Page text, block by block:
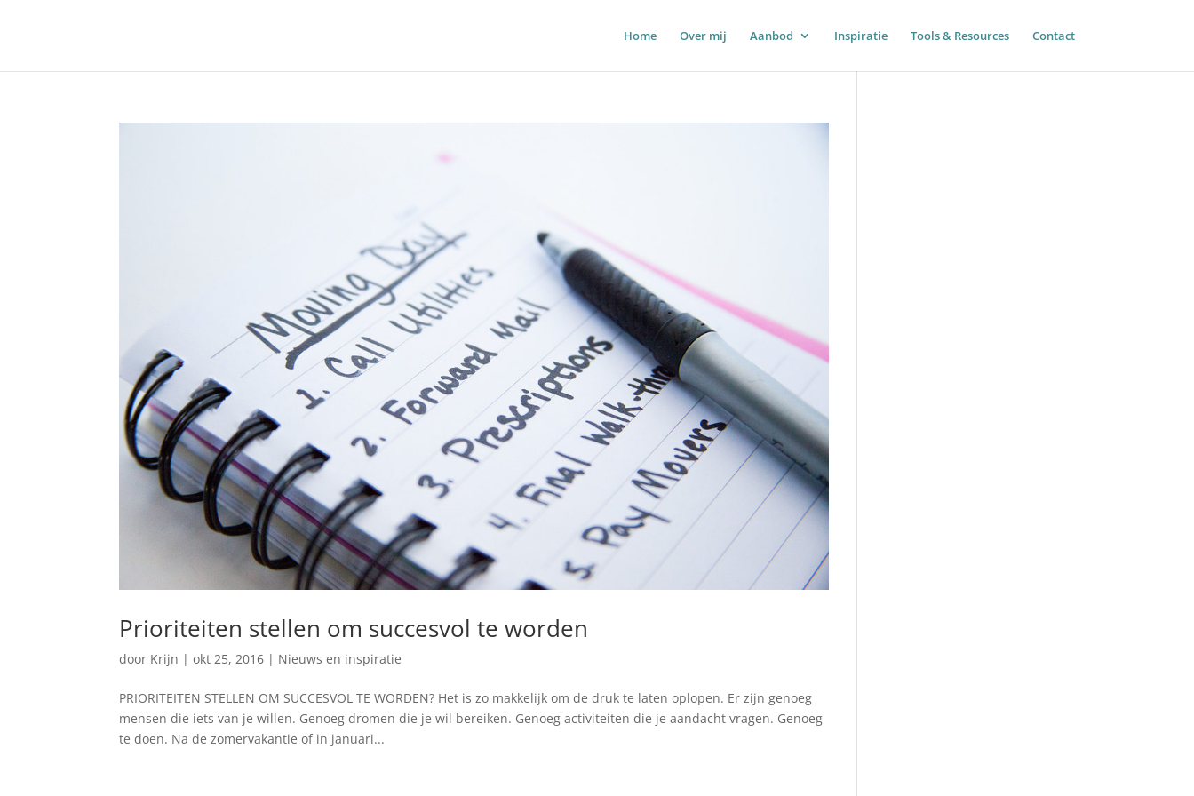
Home Over mij Aanbod Inspiratie Tools & Resources Contact
Prioriteiten stellen om succesvol te worden
door Krijn |okt 25, 2016 | Nieuws en inspiratie
PRIORITEITEN STELLEN OM SUCCESVOL TE WORDEN? Het is zo makkelijk om de druk te laten oplopen. Er zijn genoeg
mensen die iets van je willen. Genoeg dromen die je wil bereiken. Genoeg activiteiten die je aandacht vragen. Genoeg
te doen. Na de zomervakantie of in januari...